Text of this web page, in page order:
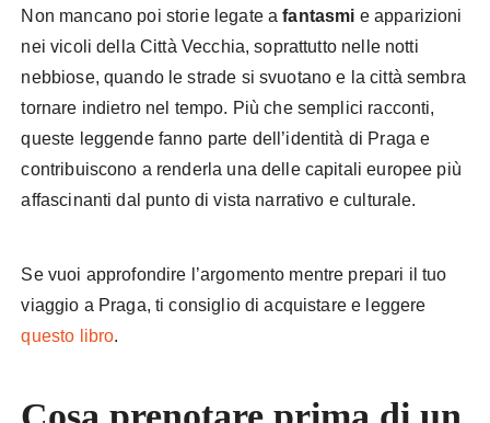
Non mancano poi storie legate afantasmi e apparizioni
nei vicoli della Città Vecchia, soprattutto nelle notti
nebbiose, quando le strade si svuotano e la città sembra
tornare indietro nel tempo. Più che semplici racconti,
queste leggende fanno parte dell’identità di Praga e
contribuiscono a renderla una delle capitali europee più
affascinanti dal punto di vista narrativo e culturale.
Se vuoi approfondire l’argomento mentre prepari il tuo
viaggio a Praga, ti consiglio di acquistare e leggere
questo libro.